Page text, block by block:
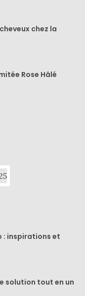
chez la
Rose Hâlé
: inspirations et
solution tout en un